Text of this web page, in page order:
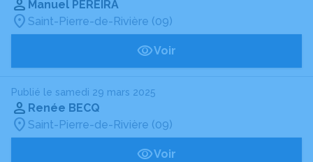
Manuel PEREIRA
Saint-Pierre-de-Rivière (09)
Voir
Publié le samedi 29 mars 2025
Renée BECQ
Saint-Pierre-de-Rivière (09)
Voir